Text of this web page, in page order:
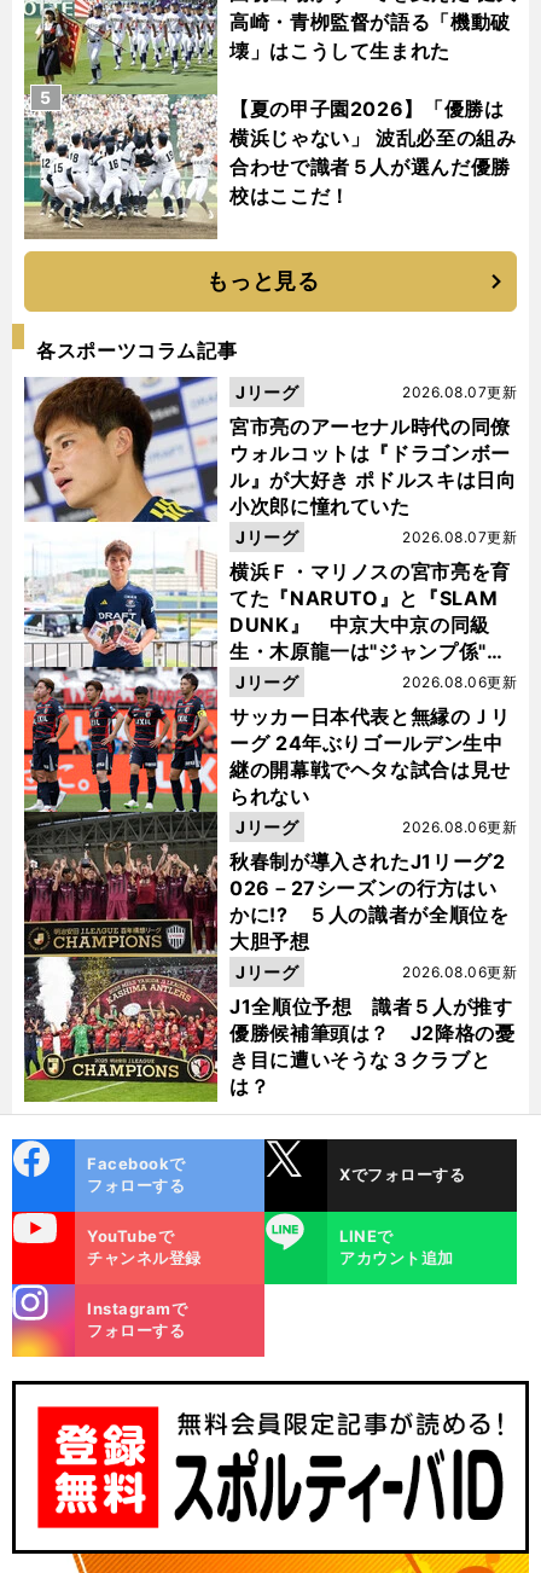
高崎・青栁監督が語る「機動破
壊」はこうして生まれた
【夏の甲子園2026】「優勝は
横浜じゃない」 波乱必至の組み
合わせで識者５人が選んだ優勝
校はここだ！
5
もっと見る
各スポーツコラム記事
宮市亮のアーセナル時代の同僚
ウォルコットは『ドラゴンボー
ル』が大好き ポドルスキは日向
小次郎に憧れていた
2026.08.07更新
Jリーグ
横浜Ｆ・マリノスの宮市亮を育
てた『NARUTO』と『SLAM
DUNK』 中京大中京の同級
生・木原龍一は"ジャンプ係"だ
った
2026.08.07更新
Jリーグ
サッカー日本代表と無縁のＪリ
ーグ 24年ぶりゴールデン生中
継の開幕戦でヘタな試合は見せ
られない
2026.08.06更新
Jリーグ
秋春制が導入されたJ1リーグ2
026－27シーズンの行方はい
かに!? ５人の識者が全順位を
大胆予想
2026.08.06更新
Jリーグ
J1全順位予想 識者５人が推す
優勝候補筆頭は？ J2降格の憂
き目に遭いそうな３クラブと
は？
2026.08.06更新
Jリーグ
ok
Facebookで
フォローする
Xでフォローする
YouTubeで
チャンネル登録
LINE
LINEで
アカウント追加
m
Instagramで
フォローする